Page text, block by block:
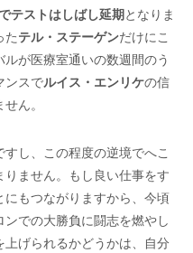
テストはしばし延期となりま
たテル・ステーゲンだけにこ
が医療室通いの数週間のう
ンスでルイス・エンリケの信
ん。
し、この程度の逆境でへこ
ません。もし良い仕事をす
もつながりますから、今頃
での大勝負に闘志を燃やし
げられるかどうかは、自分